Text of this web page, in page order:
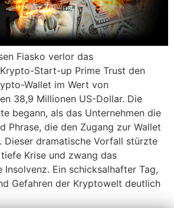
Fiasko verlor das
Start-up Prime Trust den
Wallet im Wert von
38,9 Millionen US-Dollar. Die
begann, als das Unternehmen die
Phrase, die den Zugang zur Wallet
Dieser dramatische Vorfall stürzte
Krise und zwang das
Insolvenz. Ein schicksalhafter Tag,
Gefahren der Kryptowelt deutlich